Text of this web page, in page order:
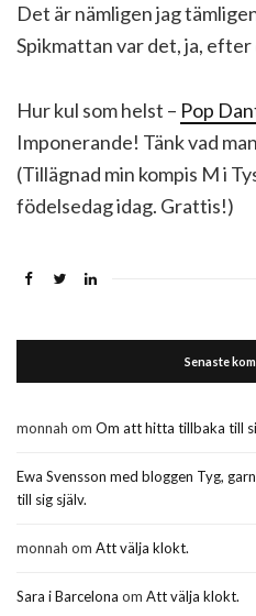
Det är nämligen jag
Spikmattan var det, ja,
Hur kul som helst – Pop
Imponerande! Tänk vad
(Tillägnad min kompis M i
födelsedag idag. Grattis!)
Senaste
monnah om Om att hitta tillbaka till
Ewa Svensson med bloggen Tyg,
till sig själv.
monnah om Att välja klokt.
Sara i Barcelona om Att välja klokt.